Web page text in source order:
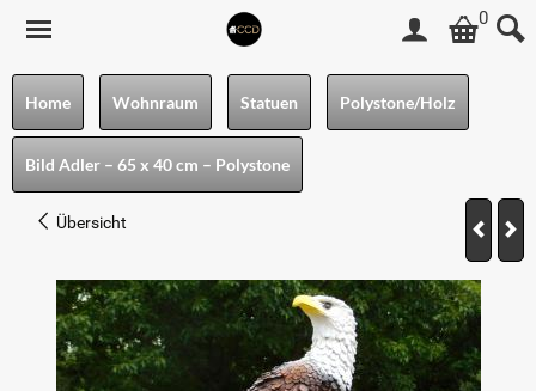
0
Home Wohnraum Statuen Polystone/Holz
Bild Adler – 65 x 40 cm – Polystone
Übersicht